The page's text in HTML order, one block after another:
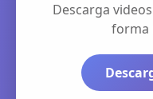
Descarga
forma